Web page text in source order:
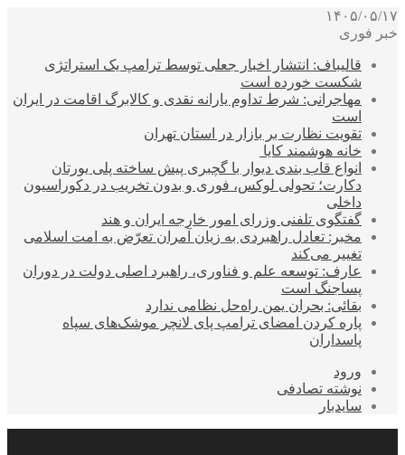
۱۴۰۵/۰۵/۱۷
خبر فوری
قالیباف: انتشار اخبار جعلی توسط ترامپ یک استراتژی
شکست خورده است
مهاجرانی: شرط تداوم یارانه نقدی و کالابرگ اقامت در ایران
است
تقویت نظارت بر بازار در استان تهران
خانه هوشمند کایا
انواع قاب بندی دیوار با گچبری پیش ساخته پلی یورتان
دکارت؛ تحولی لوکس، فوری و بدون تخریب در دکوراسیون
داخلی
گفتگوی تلفنی وزرای امور خارجه ایران و هند
مخبر: تعادل راهبردی به زیان آمران تعرّض به امت اسلامی
تغییر می‌کند
عارف: توسعه علم و فناوری، راهبرد اصلی دولت در دوران
پساجنگ است
بقائی: بحران یمن راه‌حل نظامی ندارد
پاره کردن امضای ترامپ پای لانچر موشک‌های سپاه
پاسداران
ورود
نوشته تصادفی
سایدبار